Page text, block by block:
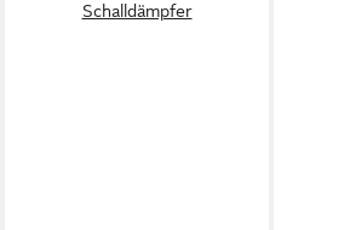
Schalldämpfer